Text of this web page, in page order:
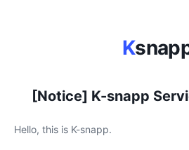
K
[Notice] K-snapp
Hello, this is K-snapp.